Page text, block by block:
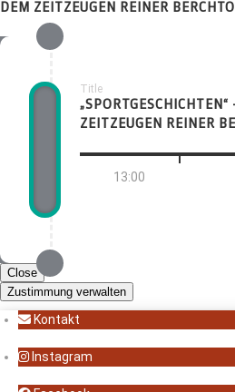
DEM ZEITZEUGEN REINER
Title
ZEITZEUGEN REINER
13:00
Close
Zustimmung verwalten
Kontakt
Instagram